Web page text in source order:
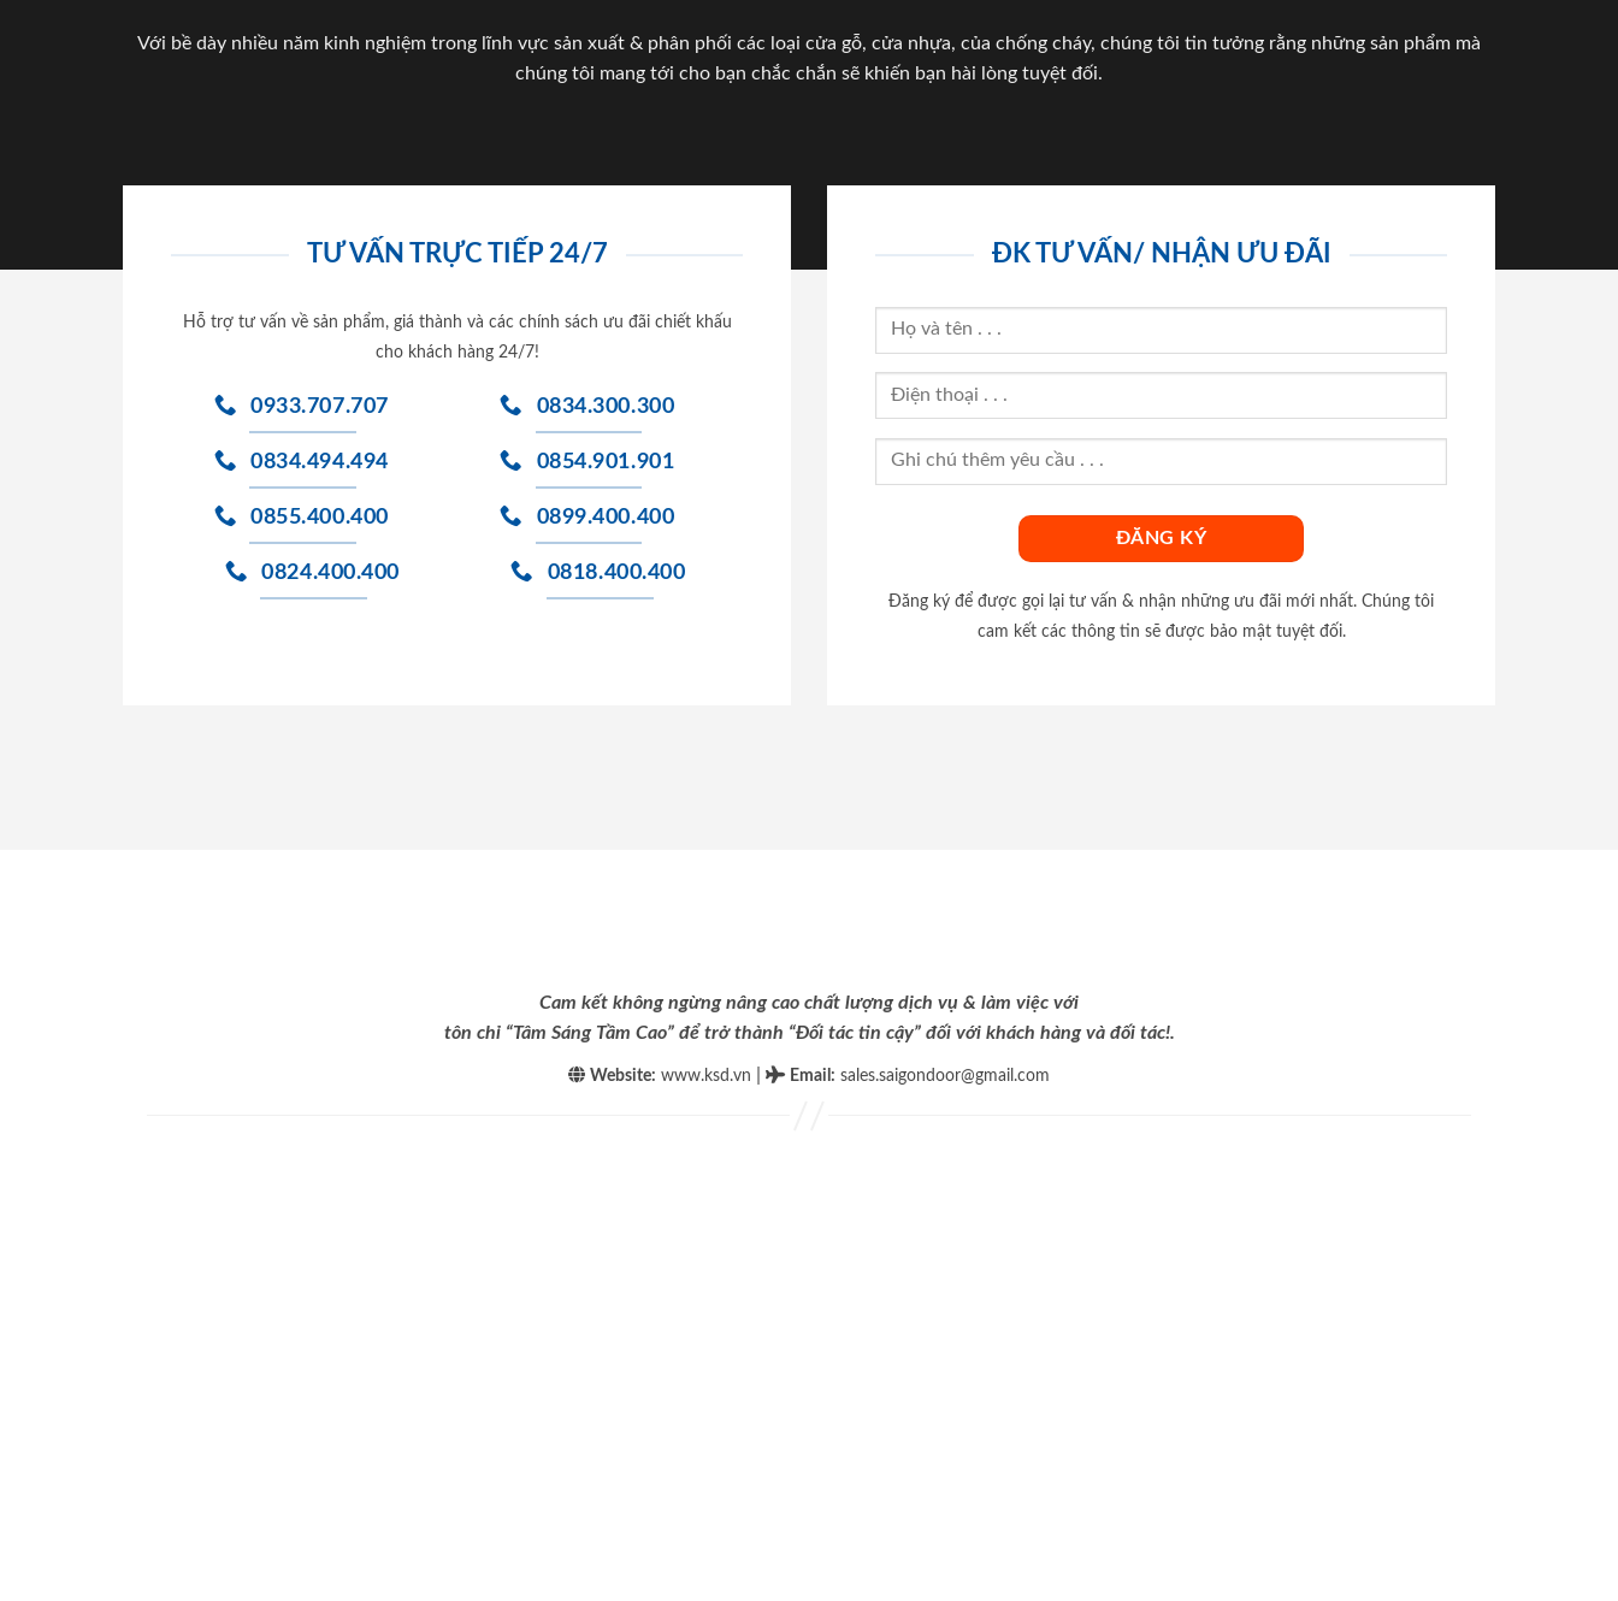
Với bề dày nhiều năm kinh nghiệm trong lĩnh vực sản xuất & phân phối các loại cửa gỗ, cửa nhựa, của chống cháy, chúng tôi tin tưởng rằng những sản phẩm mà
chúng tôi mang tới cho bạn chắc chắn sẽ khiến bạn hài lòng tuyệt đối.
TƯ VẤN TRỰC TIẾP 24/7
Hỗ trợ tư vấn về sản phẩm, giá thành và các chính sách ưu đãi chiết khấu
cho khách hàng 24/7!
0933.707.707
0834.494.494
0855.400.400
0824.400.400
0834.300.300
0854.901.901
0899.400.400
0818.400.400
ĐK TƯ VẤN/ NHẬN ƯU ĐÃI
Đăng ký để được gọi lại tư vấn & nhận những ưu đãi mới nhất. Chúng tôi
cam kết các thông tin sẽ được bảo mật tuyệt đối.
Cam kết không ngừng nâng cao chất lượng dịch vụ & làm việc với
tôn chỉ “Tâm Sáng Tầm Cao” để trở thành “Đối tác tin cậy” đối với khách hàng và đối tác!.
Website: www.ksd.vn Email : sales.saigondoor@gmail.com